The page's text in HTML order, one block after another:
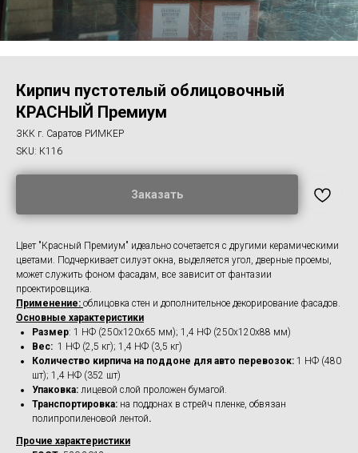
Кирпич пустотелый облицовочный
КРАСНЫЙ Премиум
ЗКК г. Саратов РИМКЕР
SKU: К116
Заказать
Цвет "Красный Премиум" идеально сочетается с другими керамическими
цветами. Подчеркивает силуэт окна, выделяется угол, дверные проемы,
может служить фоном фасадам, все зависит от фантазии
проектировщика.
Применение: облицовка стен и дополнительное декорирование фасадов.
Основные характеристики
Размер: 1 НФ (250х120х65 мм); 1,4 НФ (250х120х88 мм)
Вес: 1 НФ (2,5 кг); 1,4 НФ (3,5 кг)
Количество кирпича на поддоне для авто перевозок: 1 НФ (480
шт); 1,4 НФ (352 шт)
Упаковка: лицевой слой проложен бумагой.
Транспортировка: на поддонах в стрейч пленке, обвязан
полипропиленовой лентой.
Прочие характеристики